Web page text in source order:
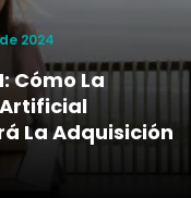
2024
Cómo La
La Adquisición